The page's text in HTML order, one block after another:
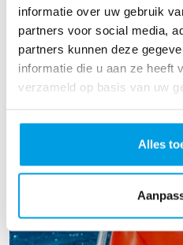
informatie over uw gebruik
partners voor social media,
partners kunnen deze
informatie die u aan ze heeft
verzameld op basis van uw
Alles